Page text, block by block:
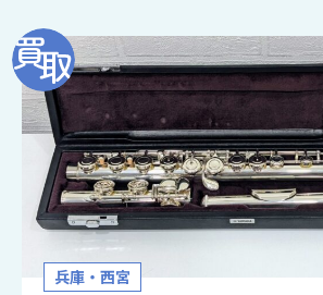
兵庫・西宮